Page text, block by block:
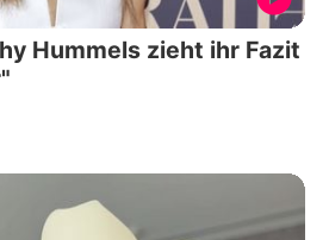
Hummels zieht ihr Fazit